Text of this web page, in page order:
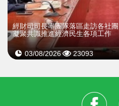
經財司司長率團隊落區走訪各社團
凝聚共識推進經濟民生各項工作
03/08/2026 23093